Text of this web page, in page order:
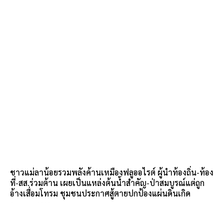
ชาวแม่ลาน้อยรวมพลังค้านเหมืองฟลูออไรต์ ผู้นำท้องถิ่น-ท้อง
ที่-สส.ร่วมต้าน เผยเป็นแหล่งต้นน้ำสำคัญ-ป่าสมบูรณ์แต่ถูก
อ้างเสื่อมโทรม ชุมชนประกาศสู้ตายปกป้องแผ่นดินเกิด